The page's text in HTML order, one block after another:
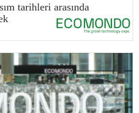
tarihleri arasında